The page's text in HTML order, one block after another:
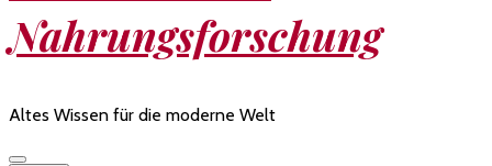
Nahrungsforschung
Altes Wissen für die moderne Welt